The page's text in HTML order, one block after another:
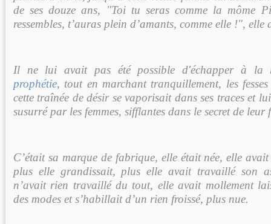
de ses douze ans, "Toi tu seras comme la môme
ressembles, t’auras plein d’amants, comme elle !", elle
Il ne lui avait pas été possible d'échapper à la
prophétie, tout en marchant tranquillement, les
cette traînée de désir se vaporisait dans ses traces et
susurré par les femmes, sifflantes dans le secret de leur
C’était sa marque de fabrique, elle était née, elle
plus elle grandissait, plus elle avait travaillé son
n’avait rien travaillé du tout, elle avait mollement
des modes et s’habillait d’un rien froissé, plus nue.